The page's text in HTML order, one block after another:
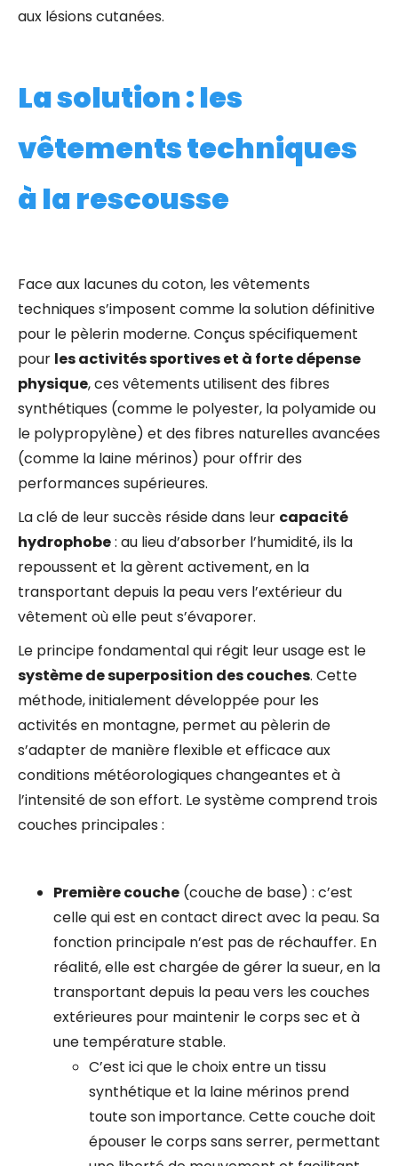
aux lésions cutanées.
La solution : les
vêtements techniques
à la rescousse
Face aux lacunes du coton, les vêtements
techniques s’imposent comme la solution définitive
pour le pèlerin moderne. Conçus spécifiquement
pour les activités sportives et à forte dépense
physique, ces vêtements utilisent des fibres
synthétiques (comme le polyester, la polyamide ou
le polypropylène) et des fibres naturelles avancées
(comme la laine mérinos) pour offrir des
performances supérieures.
La clé de leur succès réside dans leur capacité
hydrophobe: au lieu d’absorber l’humidité, ils la
repoussent et la gèrent activement, en la
transportant depuis la peau vers l’extérieur du
vêtement où elle peut s’évaporer.
Le principe fondamental qui régit leur usage est le
système de superposition des couches. Cette
méthode, initialement développée pour les
activités en montagne, permet au pèlerin de
s’adapter de manière flexible et efficace aux
conditions météorologiques changeantes et à
l’intensité de son effort. Le système comprend trois
couches principales :
Première couche (couche de base) : c’est
celle qui est en contact direct avec la peau. Sa
fonction principale n’est pas de réchauffer. En
réalité, elle est chargée de gérer la sueur, en la
transportant depuis la peau vers les couches
extérieures pour maintenir le corps sec et à
une température stable.
C’est ici que le choix entre un tissu
synthétique et la laine mérinos prend
toute son importance. Cette couche doit
épouser le corps sans serrer, permettant